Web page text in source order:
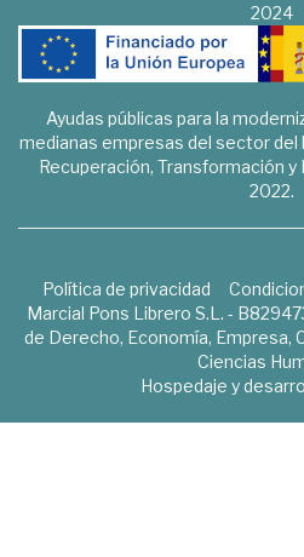
2024
Ayudas públicas para la
medianas empresas del sector del
Recuperación, Transformación
2022.
Política de privacidad
Marcial Pons Librero S.L. -
de Derecho, Economía, Empresa,
Ciencias
Hospedaje y